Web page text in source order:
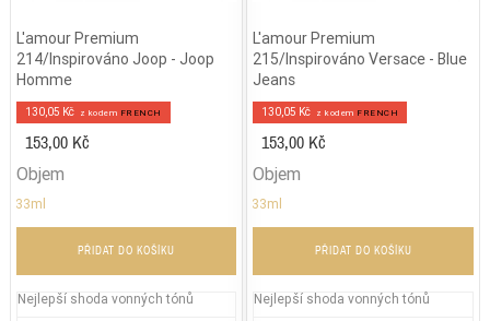
L'amour Premium
214/Inspirováno Joop - Joop
Homme
130,05 Kč z kodem FRENCH
153,00 Kč
Objem
33ml
PŘIDAT DO KOŠÍKU
Nejlepší shoda vonných tónů
L'amour Premium
215/Inspirováno Versace - Blue
Jeans
130,05 Kč z kodem FRENCH
153,00 Kč
Objem
33ml
PŘIDAT DO KOŠÍKU
Nejlepší shoda vonných tónů